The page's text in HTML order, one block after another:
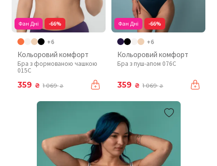
Фан Дні -66%
+6
Кольоровий комфорт
Бра з формованою чашкою
015C
359 ₴ 1 069₴
Фан Дні -66%
+6
Кольоровий комфорт
Бра з пуш-апом 076C
359 ₴ 1 069₴